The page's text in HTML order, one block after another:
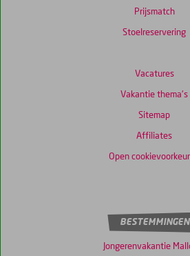
Prijsmatch
Stoelreservering
Vacatures
Vakantie thema's
Sitemap
Affiliates
Open
BESTEMMINGEN
Jongerenvakantie